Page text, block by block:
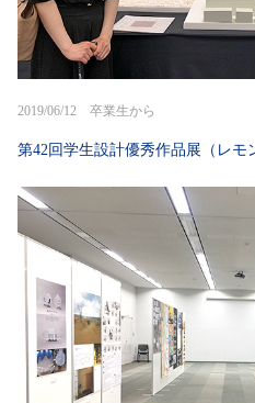
2019/06/12 卒業生から
第42回学生設計優秀作品展（レモ